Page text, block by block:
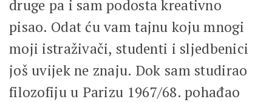
druge pa i sam podosta kreativno
pisao. Odat ću vam tajnu koju mnogi
moji istraživači, studenti i sljedbenici
još uvijek ne znaju. Dok sam studirao
filozofiju u Parizu 1967/68. pohađao